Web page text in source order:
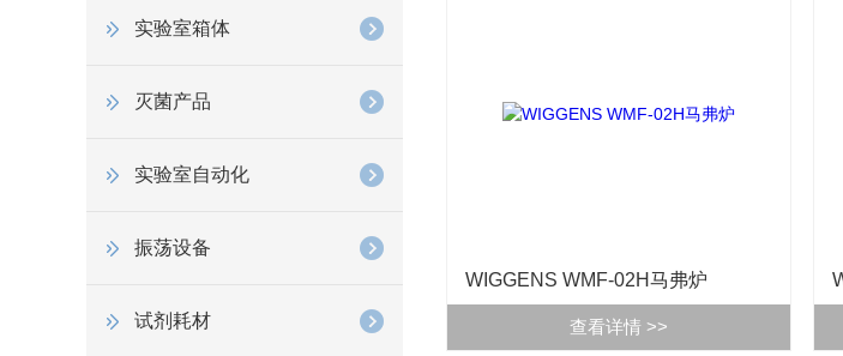
实验室箱体
灭菌产品
实验室自动化
振荡设备
试剂耗材
WIGGENS WMF-02H马弗炉
查看详情 >>